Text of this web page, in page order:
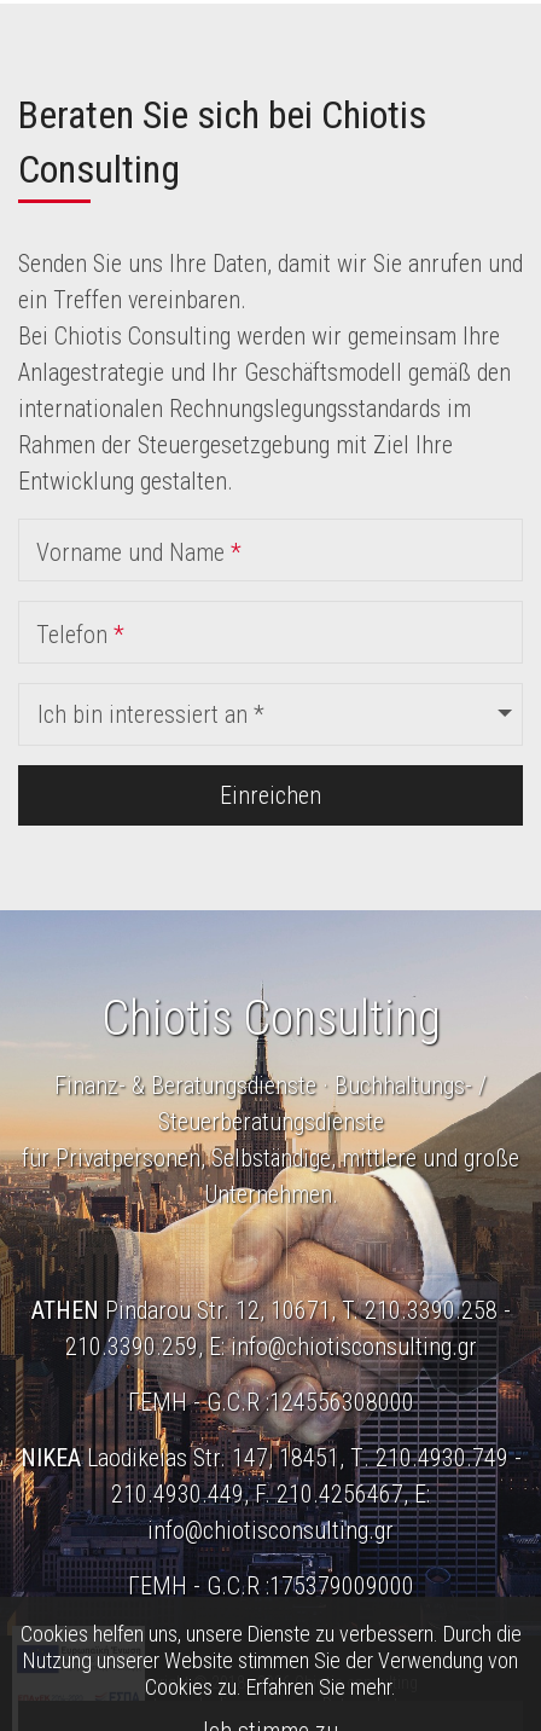
Beraten Sie sich bei Chiotis
Consulting
Senden Sie uns Ihre Daten, damit wir Sie anrufen und
ein Treffen vereinbaren.
Bei Chiotis Consulting werden wir gemeinsam Ihre
Anlagestrategie und Ihr Geschäftsmodell gemäß den
internationalen Rechnungslegungsstandards im
Rahmen der Steuergesetzgebung mit Ziel Ihre
Entwicklung gestalten.
Vorname und Name *
Telefon *
Ich bin interessiert an *
Einreichen
Chiotis Consulting
Finanz- & Beratungsdienste · Buchhaltungs- /
Steuerberatungsdienste
für Privatpersonen, Selbständige, mittlere und große
Unternehmen.
ATHEN Pindarou Str. 12, 10671, T. 210.3390.258 -
210.3390.259, E:info@chiotisconsulting.gr
ΓΕΜΗ - G.C.R :124556308000
NIKEALaodikeias Str. 147, 18451, Τ. 210.4930.749 -
210.4930.449, F. 210.4256467, E:
info@chiotisconsulting.gr
ΓΕΜΗ - G.C.R :175379009000
Copyright © 2018 - 2026 Chiotis consulting
Web Development & SEO WEBart
Cookies helfen uns, unsere Dienste zu verbessern. Durch die
Nutzung unserer Website stimmen Sie der Verwendung von
Cookies zu. Erfahren Sie mehr.